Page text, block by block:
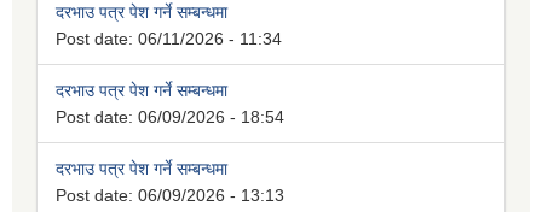
दरभाउ पत्र पेश गर्ने सम्बन्धमा
Post date: 06/11/2026 - 11:34
दरभाउ पत्र पेश गर्ने सम्बन्धमा
Post date: 06/09/2026 - 18:54
दरभाउ पत्र पेश गर्ने सम्बन्धमा
Post date: 06/09/2026 - 13:13